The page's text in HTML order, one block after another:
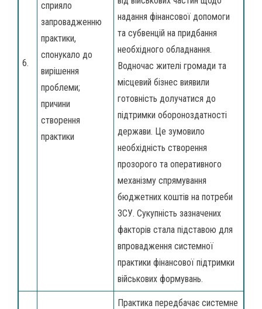
6.
сприяло
запровадженню
практики,
спонукало до
вирішення
проблеми;
причини
створення
практики
надання фінансової допомоги
та субвенцій на придбання
необхідного обладнання.
Водночас жителі громади та
місцевий бізнес виявили
готовність долучатися до
підтримки обороноздатності
держави. Це зумовило
необхідність створення
прозорого та оперативного
механізму спрямування
бюджетних коштів на потреби
ЗСУ. Сукупність зазначених
факторів стала підставою для
впровадження системної
практики фінансової підтримки
військових формувань.
Практика передбачає системне